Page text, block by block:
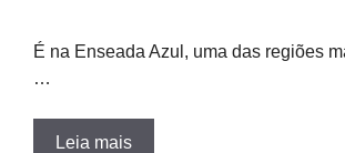
É na Enseada Azul, uma das regiões
…
Leia mais